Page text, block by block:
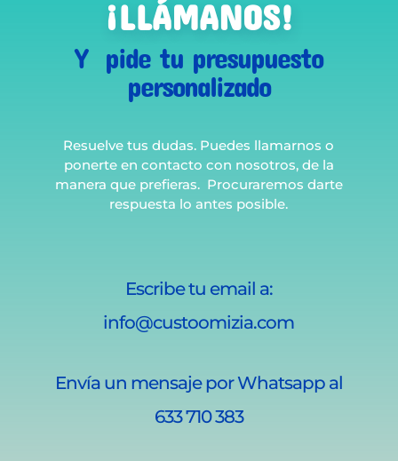
¡LLÁMANOS!
Y pide tu presupuesto
personalizado
Resuelve tus dudas. Puedes llamarnos o
ponerte en contacto con nosotros, de la
manera que prefieras. Procuraremos darte
respuesta lo antes posible.
Escribe tu email a:
info@custoomizia.com
Envía un mensaje por Whatsapp al
633 710 383